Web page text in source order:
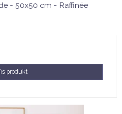
- 50x50 cm - Raffinée
produkt